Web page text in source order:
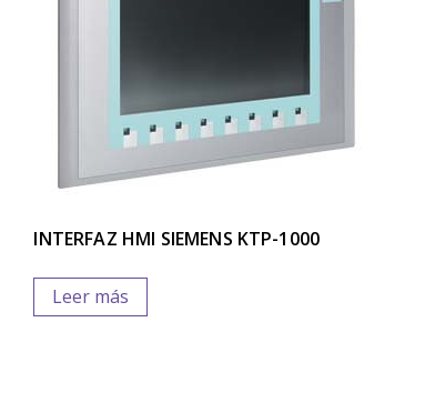
INTERFAZ HMI SIEMENS KTP-1000
Leer más